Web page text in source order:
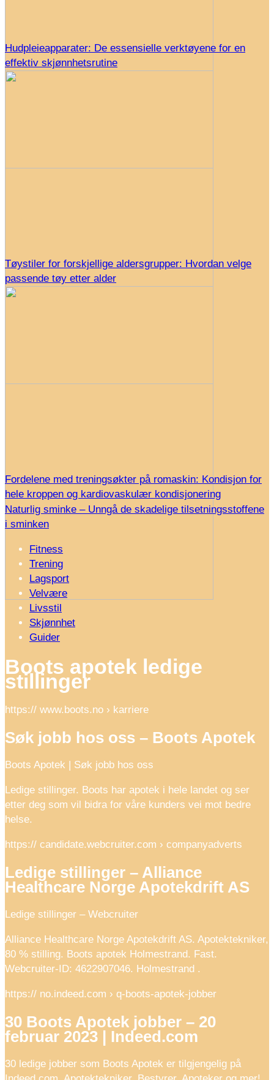
Hudpleieapparater: De essensielle verktøyene for en
effektiv skjønnhetsrutine
Tøystiler for forskjellige aldersgrupper: Hvordan velge
passende tøy etter alder
Fordelene med treningsøkter på romaskin: Kondisjon for
hele kroppen og kardiovaskulær kondisjonering
Naturlig sminke – Unngå de skadelige tilsetningsstoffene
i sminken
Fitness
Trening
Lagsport
Velvære
Livsstil
Skjønnhet
Guider
Boots apotek ledige
stillinger
https:// www.boots.no › karriere
Søk jobb hos oss – Boots Apotek
Boots Apotek | Søk jobb hos oss
Ledige stillinger. Boots har apotek i hele landet og ser
etter deg som vil bidra for våre kunders vei mot bedre
helse.
https:// candidate.webcruiter.com › companyadverts
Ledige stillinger – Alliance
Healthcare Norge Apotekdrift AS
Ledige stillinger – Webcruiter
Alliance Healthcare Norge Apotekdrift AS. Apotektekniker,
80 % stilling. Boots apotek Holmestrand. Fast.
Webcruiter-ID: 4622907046. Holmestrand .
https:// no.indeed.com › q-boots-apotek-jobber
30 Boots Apotek jobber – 20
februar 2023 | Indeed.com
30 ledige jobber som Boots Apotek er tilgjengelig på